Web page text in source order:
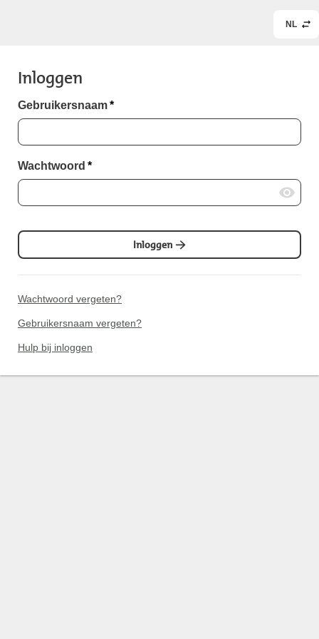
NL
Inloggen
Gebruikersnaam*
Wachtwoord *
Inloggen
Wachtwoord vergeten?
Gebruikersnaam vergeten?
Hulp bij inloggen